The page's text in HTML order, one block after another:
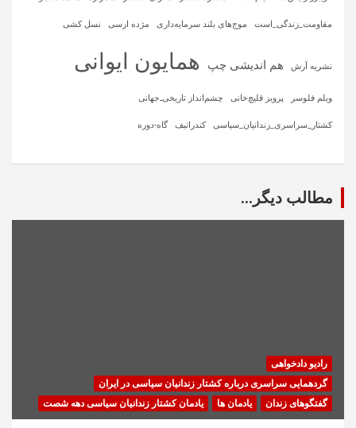
مقاومت_زندگی_است موج‌های بلند سرمایه‌داری مژده ارسی نسل کشی
نشریه آرش هم اندیشی چپ همایون ایوانی
ویلم فلوسر پرویز قلیچ‌خانی چشم‌انداز تاریخی‌ـ‌جهانی
کشتار_سراسری_زندانیان_سیاسی کندراتیف گاه-دوره
مطالب دیگر...
رادیو دادخواهی
گردهمایی سراسری درباره کشتار زندانیان سیاسی در ایران
گفتگوهای زندان
یادمان ها یادمان کشتار زندانیان سیاسی دهه شصت